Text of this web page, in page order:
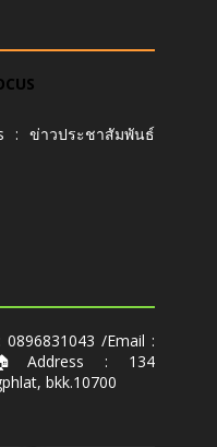
: ข่าวประชาสัมพันธ์
/Email :
🏠Address : 134
bkk.10700